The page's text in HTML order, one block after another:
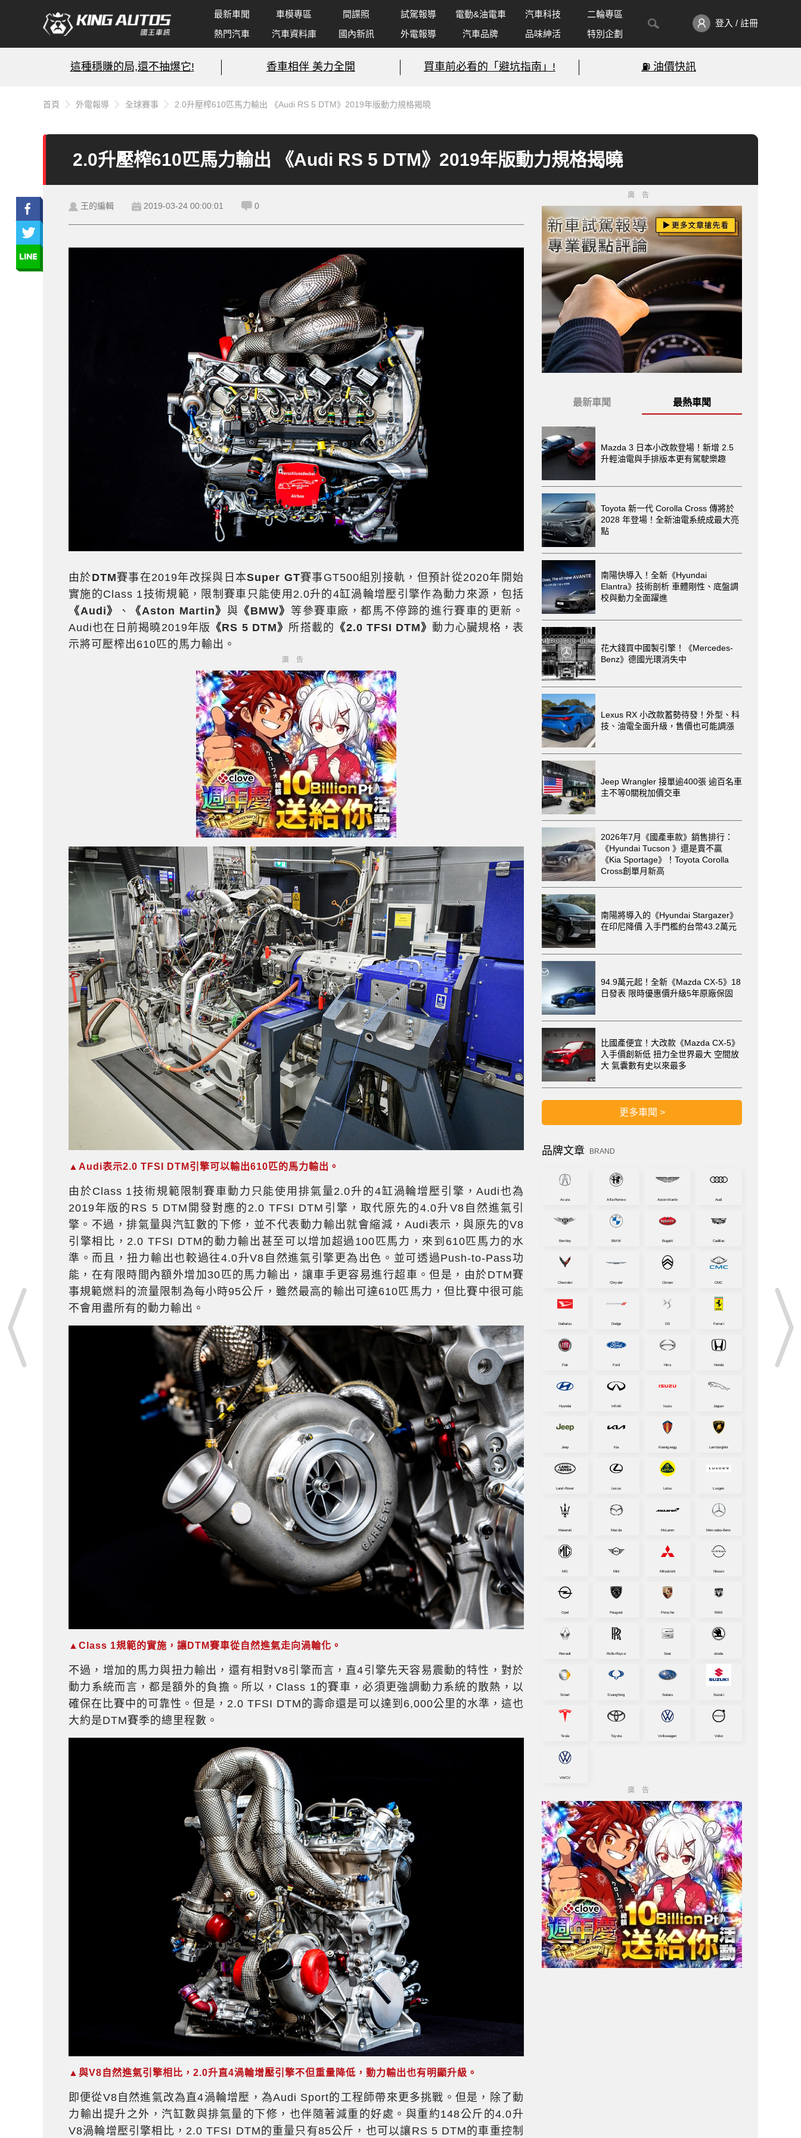
最新車聞 車模專區 間諜照 試駕報導 電動&油電車 汽車科技
二輪專區
熱門汽車
汽車資料庫 國內新訊 外電報導 汽車品牌 品味紳活 特別企劃
登入 / 註冊
這種穩賺的局,還不抽爆它! 香車相伴 美力全開 買車前必看的「避坑指南」! ⛽️ 油價快訊
首頁 外電報導 全球賽事 2.0升壓榨610匹馬力輸出 《Audi RS 5 DTM》2019年版動力規格揭曉
2.0升壓榨610匹馬力輸出 《Audi RS 5 DTM》2019年版動力規格揭曉
王的編輯 2019-03-24 00:00:01 0
由於DTM賽事在2019年改採與日本Super GT賽事GT500組別接軌，但預計從2020年開始
實施的Class 1技術規範，限制賽車只能使用2.0升的4缸渦輪增壓引擎作為動力來源，包括
《Audi》
、 《Aston Martin》 與 《BMW》 等參賽車廠，都馬不停蹄的進行賽車的更新。
Audi也在日前揭曉2019年版 《RS 5 DTM》 所搭載的 《2.0 TFSI DTM》動力心臟規格，表
示將可壓榨出610匹的馬力輸出。
廣告
▲Audi表示2.0 TFSI DTM引擎可以輸出610匹的馬力輸出。
由於Class 1技術規範限制賽車動力只能使用排氣量2.0升的4缸渦輪增壓引擎，Audi也為
2019年版的RS 5 DTM開發對應的2.0 TFSI DTM引擎，取代原先的4.0升V8自然進氣引
擎。不過，排氣量與汽缸數的下修，並不代表動力輸出就會縮減，Audi表示，與原先的V8
引擎相比，2.0 TFSI DTM的動力輸出甚至可以增加超過100匹馬力，來到610匹馬力的水
準。而且，扭力輸出也較過往4.0升V8自然進氣引擎更為出色。並可透過Push-to-Pass功
能，在有限時間內額外增加30匹的馬力輸出，讓車手更容易進行超車。但是，由於DTM賽
事規範燃料的流量限制為每小時95公斤，雖然最高的輸出可達610匹馬力，但比賽中很可能
不會用盡所有的動力輸出。
▲Class 1規範的實施，讓DTM賽車從自然進氣走向渦輪化。
不過，增加的馬力與扭力輸出，還有相對V8引擎而言，直4引擎先天容易震動的特性，對於
動力系統而言，都是額外的負擔。所以，Class 1的賽車，必須更強調動力系統的散熱，以
確保在比賽中的可靠性。但是，2.0 TFSI DTM的壽命還是可以達到6,000公里的水準，這也
大約是DTM賽季的總里程數。
▲與V8自然進氣引擎相比，2.0升直4渦輪增壓引擎不但重量降低，動力輸出也有明顯升級。
即便從V8自然進氣改為直4渦輪增壓，為Audi Sport的工程師帶來更多挑戰。但是，除了動
力輸出提升之外，汽缸數與排氣量的下修，也伴隨著減重的好處。與重約148公斤的4.0升
V8渦輪增壓引擎相比，2.0 TFSI DTM的重量只有85公斤，也可以讓RS 5 DTM的車重控制
廣告
最新車聞 最熱車聞
Mazda 3 日本小改款登場！新增 2.5
升輕油電與手排版本更有駕駛樂趣
Toyota 新一代 Corolla Cross 傳將於
2028 年登場！全新油電系統成最大亮
點
南陽快導入！全新《Hyundai
Elantra》技術剖析 車體剛性、底盤調
校與動力全面躍進
花大錢買中國製引擎！《Mercedes-
Benz》德國光環消失中
Lexus RX 小改款蓄勢待發！外型、科
技、油電全面升級，售價也可能調漲
Jeep Wrangler 接單逾400張 逾百名車
主不等0關稅加價交車
2026年7月《國產車款》銷售排行：
《Hyundai Tucson 》還是賣不贏
《Kia Sportage》！Toyota Corolla
Cross創單月新高
南陽將導入的《Hyundai Stargazer》
在印尼降價 入手門檻約台幣43.2萬元
94.9萬元起！全新《Mazda CX-5》18
日發表 限時優惠價升級5年原廠保固
比國產便宜！大改款《Mazda CX-5》
入手價創新低 扭力全世界最大 空間放
大 氣囊數有史以來最多
更多車聞 >
品牌文章 BRAND
Acura Alfa-Romeo Aston-Martin Audi
Bentley BMW Bugatti Cadillac
Chevrolet Chrysler Citroen CMC
Daihatsu Dodge DS Ferrari
Fiat Ford Hino Honda
Hyundai Infiniti Isuzu Jaguar
Jeep Kia Koenigsegg Lamborghini
Land-Rover Lexus Lotus Luxgen
Maserati Mazda McLaren Mercedes-Benz
MG Mini Mitsubishi Nissan
Opel Peugeot Porsche RAM
Renault Rolls-Royce Seat skoda
Smart SsangYong Subaru Suzuki
Tesla Toyota Volkswagen Volvo
VWCV
廣告